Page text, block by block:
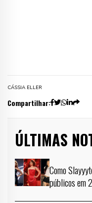
CÁSSIA ELLER
Compartilhar:
ÚLTIMAS
Como
públicos em